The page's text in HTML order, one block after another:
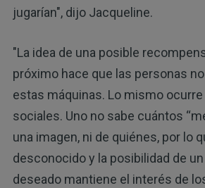
jugarían", dijo Jacqueline.
"La idea de una posible
próximo hace que las personas
estas máquinas. Lo mismo
sociales. Uno no sabe cuántos
una imagen, ni de quiénes, por lo
desconocido y la posibilidad de
deseado mantiene el interés de